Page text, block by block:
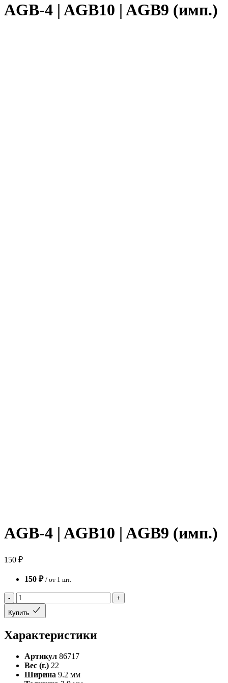
AGB-4 | AGB10 | AGB9 (имп.)
AGB-4 | AGB10 | AGB9 (имп.)
150 ₽
150 ₽ / от 1 шт.
-
+
Купить
Характеристики
Артикул 86717
Вес (г.) 22
Ширина 9.2 мм